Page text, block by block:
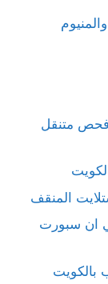
متنقل
ان سبورت